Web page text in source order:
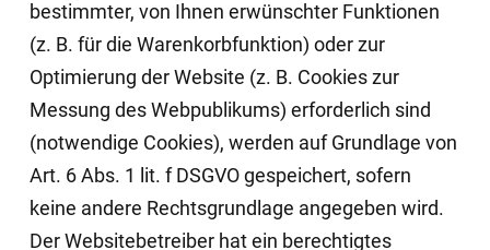
bestimmter, von Ihnen erwünschter Funktionen
(z. B. für die Warenkorbfunktion) oder zur
Optimierung der Website (z. B. Cookies zur
Messung des Webpublikums) erforderlich sind
(notwendige Cookies), werden auf Grundlage von
Art. 6 Abs. 1 lit. f DSGVO gespeichert, sofern
keine andere Rechtsgrundlage angegeben wird.
Der Websitebetreiber hat ein berechtigtes